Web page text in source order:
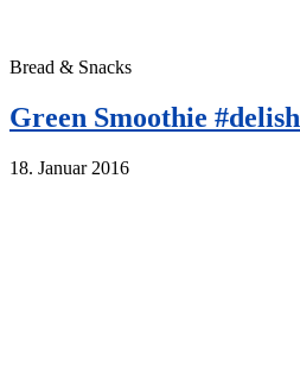
Bread & Snacks
Green Smoothie
18. Januar 2016